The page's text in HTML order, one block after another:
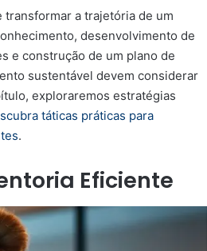
transformar a trajetória de um
desenvolvimento de
e construção de um plano de
sustentável devem considerar
exploraremos estratégias
táticas práticas para
.
Eficiente